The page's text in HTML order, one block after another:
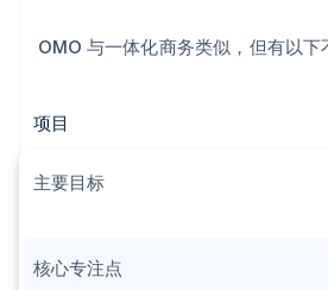
OMO 与一体化商务类似，但有以下
项目
主要目标
核心专注点